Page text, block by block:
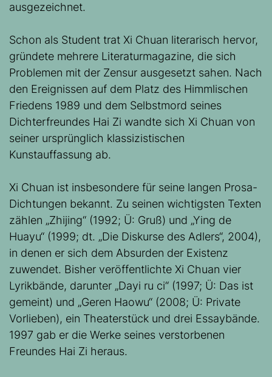
ausgezeichnet.
Schon als Student trat Xi Chuan literarisch hervor,
gründete mehrere Literaturmagazine, die sich
Problemen mit der Zensur ausgesetzt sahen. Nach
den Ereignissen auf dem Platz des Himmlischen
Friedens 1989 und dem Selbstmord seines
Dichterfreundes Hai Zi wandte sich Xi Chuan von
seiner ursprünglich klassizistischen
Kunstauffassung ab.
Xi Chuan ist insbesondere für seine langen Prosa-
Dichtungen bekannt. Zu seinen wichtigsten Texten
zählen „Zhijing“ (1992; Ü: Gruß) und „Ying de
Huayu“ (1999; dt. „Die Diskurse des Adlers“, 2004),
in denen er sich dem Absurden der Existenz
zuwendet. Bisher veröffentlichte Xi Chuan vier
Lyrikbände, darunter „Dayi ru ci“ (1997; Ü: Das ist
gemeint) und „Geren Haowu“ (2008; Ü: Private
Vorlieben), ein Theaterstück und drei Essaybände.
1997 gab er die Werke seines verstorbenen
Freundes Hai Zi heraus.